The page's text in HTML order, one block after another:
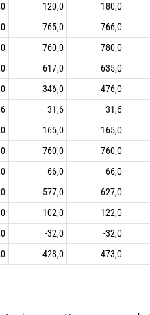
120,0 180,0
765,0 766,0
760,0 780,0
617,0 635,0
346,0 476,0
31,6 31,6
165,0 165,0
760,0 760,0
66,0 66,0
577,0 627,0
102,0 122,0
-32,0 -32,0
428,0 473,0